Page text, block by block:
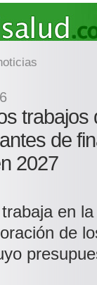
trabajos
de
2027
en
de